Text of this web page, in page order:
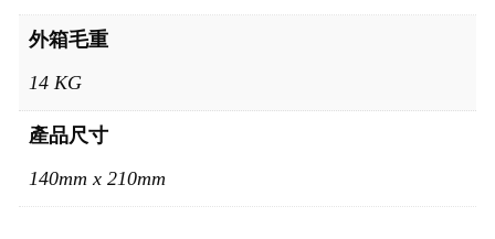
外箱毛重
14 KG
產品尺寸
140mm x 210mm